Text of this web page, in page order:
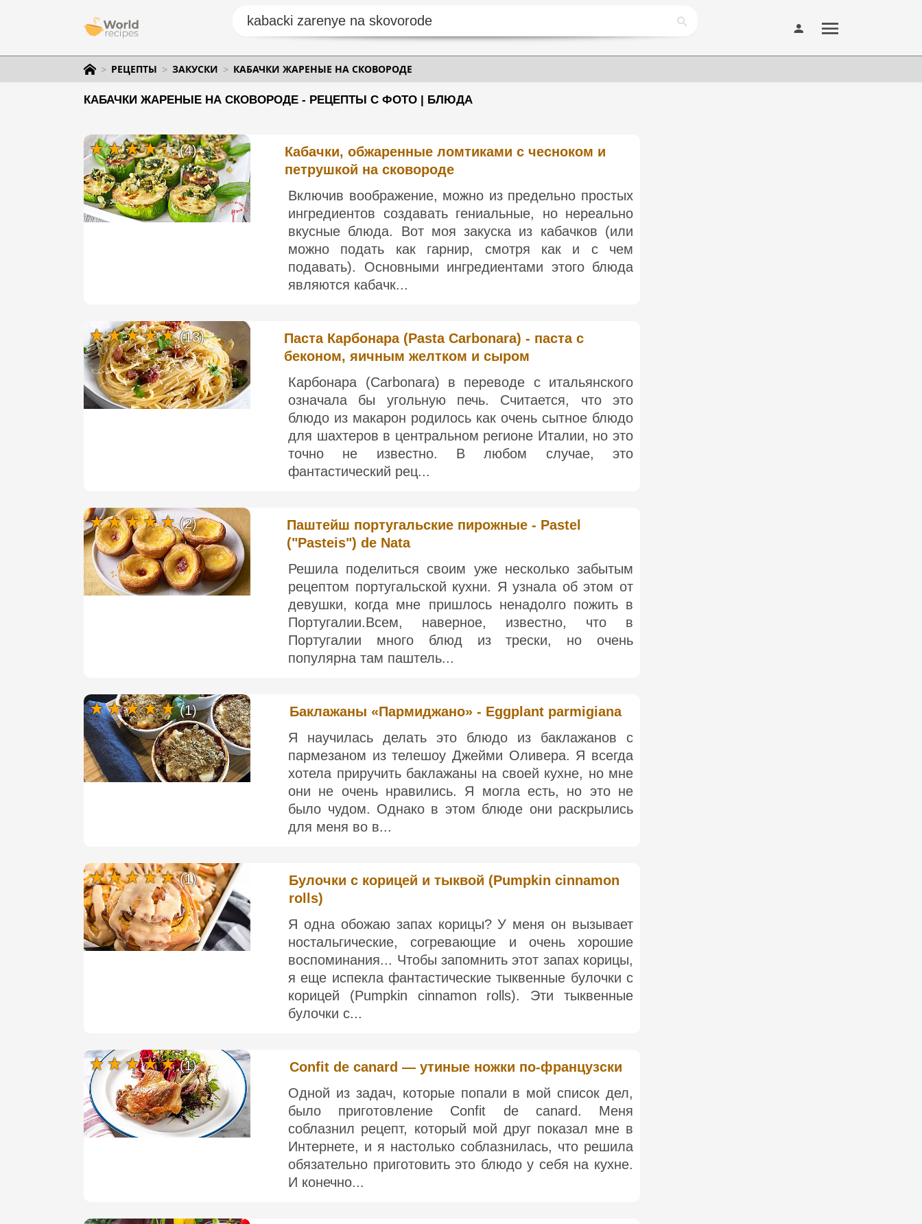
РЕЦЕПТЫ ЗАКУСКИ КАБАЧКИ ЖАРЕНЫЕ НА СКОВОРОДЕ
КАБАЧКИ ЖАРЕНЫЕ НА СКОВОРОДЕ - РЕЦЕПТЫ С ФОТО | БЛЮДА
Кабачки, обжаренные ломтиками с чесноком и
петрушкой на сковороде
Включив воображение, можно из предельно простых
ингредиентов создавать гениальные, но нереально
вкусные блюда. Вот моя закуска из кабачков (или
можно подать как гарнир, смотря как и с чем
подавать). Основными ингредиентами этого блюда
являются кабачк...
(4)
Паста Карбонара (Pasta Carbonara) - паста с
беконом, яичным желтком и сыром
Карбонара (Carbonara) в переводе с итальянского
означала бы угольную печь. Считается, что это
блюдо из макарон родилось как очень сытное блюдо
для шахтеров в центральном регионе Италии, но это
точно не известно. В любом случае, это
фантастический рец...
(13)
Паштейш португальские пирожные - Pastel
("Pasteis") de Nata
Решила поделиться своим уже несколько забытым
рецептом португальской кухни. Я узнала об этом от
девушки, когда мне пришлось ненадолго пожить в
Португалии.Всем, наверное, известно, что в
Португалии много блюд из трески, но очень
популярна там паштель...
(2)
Баклажаны «Пармиджано» - Eggplant parmigiana
Я научилась делать это блюдо из баклажанов с
пармезаном из телешоу Джейми Оливера. Я всегда
хотела приручить баклажаны на своей кухне, но мне
они не очень нравились. Я могла есть, но это не
было чудом. Однако в этом блюде они раскрылись
для меня во в...
(1)
Булочки с корицей и тыквой (Pumpkin cinnamon
rolls)
Я одна обожаю запах корицы? У меня он вызывает
ностальгические, согревающие и очень хорошие
воспоминания... Чтобы запомнить этот запах корицы,
я еще испекла фантастические тыквенные булочки с
корицей (Pumpkin cinnamon rolls). Эти тыквенные
булочки с...
(1)
Confit de canard — утиные ножки по-французски
Одной из задач, которые попали в мой список дел,
было приготовление Confit de canard. Меня
соблазнил рецепт, который мой друг показал мне в
Интернете, и я настолько соблазнилась, что решила
обязательно приготовить это блюдо у себя на кухне.
И конечно...
(1)